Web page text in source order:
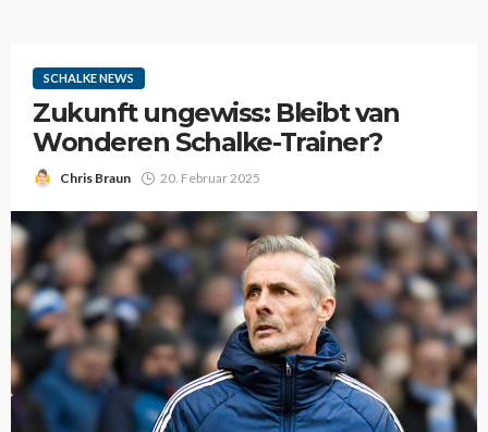
SCHALKE NEWS
Zukunft ungewiss: Bleibt van
Wonderen Schalke-Trainer?
Chris Braun 20. Februar 2025